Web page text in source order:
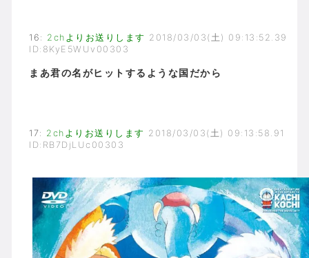
16 : 2chよりお送りします 2018/03/03(土) 09:13:52.39
ID:8KyE5WUv00303
まあ君の名がヒットするような国だから
17: 2chよりお送りします 2018/03/03(土) 09:13:58.91
ID:RB7DjLUc00303